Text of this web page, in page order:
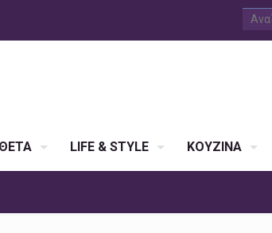
LIFE & STYLE ΚΟΥΖΙΝΑ